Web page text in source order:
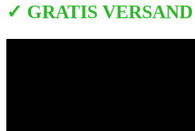
✓ GRATIS